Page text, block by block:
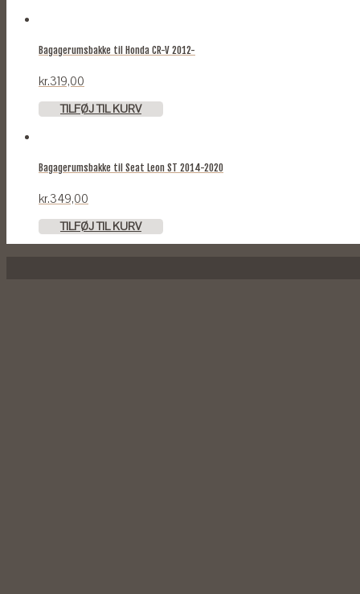
Bagagerumsbakke til Honda CR-V 2012-
kr.319,00
TILFØJ TIL KURV
Bagagerumsbakke til Seat Leon ST 2014-2020
kr.349,00
TILFØJ TIL KURV